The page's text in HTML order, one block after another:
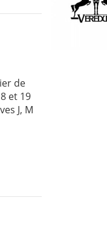
de
et 19
J, M